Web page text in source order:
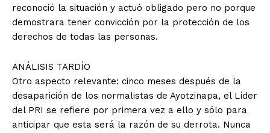
reconoció la situación y actuó obligado pero no porque
demostrara tener convicción por la protección de los
derechos de todas las personas.
ANÁLISIS TARDÍO
Otro aspecto relevante: cinco meses después de la
desaparición de los normalistas de Ayotzinapa, el Líder
del PRI se refiere por primera vez a ello y sólo para
anticipar que esta será la razón de su derrota. Nunca